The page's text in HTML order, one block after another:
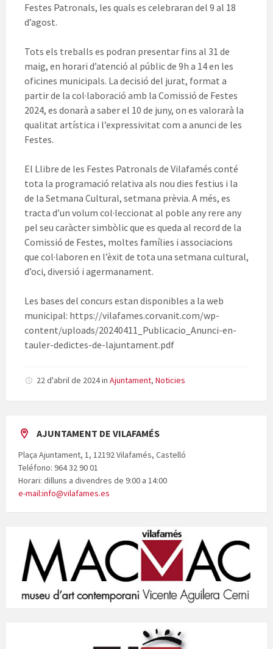
Festes Patronals, les quals es celebraran del 9 al 18
d’agost.
Tots els treballs es podran presentar fins al 31 de
maig, en horari d’atenció al públic de 9h a 14 en les
oficines municipals. La decisió del jurat, format a
partir de la col·laboració amb la Comissió de Festes
2024, es donarà a saber el 10 de juny, on es valorarà la
qualitat artística i l’expressivitat com a anunci de les
Festes.
El Llibre de les Festes Patronals de Vilafamés conté
tota la programació relativa als nou dies festius i la
de la Setmana Cultural, setmana prèvia. A més, es
tracta d’un volum col·leccionat al poble any rere any
pel seu caràcter simbòlic que es queda al record de la
Comissió de Festes, moltes famílies i associacions
que col·laboren en l’èxit de tota una setmana cultural,
d’oci, diversió i agermanament.
Les bases del concurs estan disponibles a la web
municipal: https://vilafames.corvanit.com/wp-
content/uploads/20240411_Publicacio_Anunci-en-
tauler-dedictes-de-lajuntament.pdf
22 d'abril de 2024in Ajuntament, Noticies
AJUNTAMENT DE VILAFAMÉS
Plaça Ajuntament, 1, 12192 Vilafamés, Castelló
Teléfono: 964 32 90 01
Horari: dilluns a divendres de 9:00 a 14:00
e-mail:info@vilafames.es